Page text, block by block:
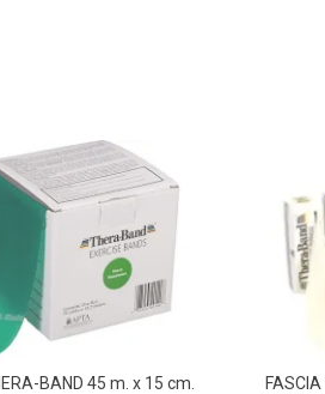
BAND 45 m. x 15 cm.